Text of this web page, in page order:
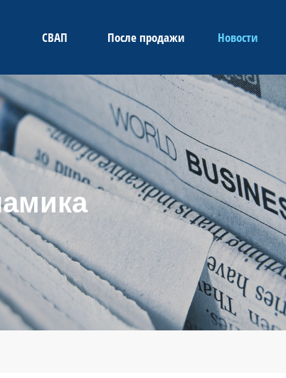
СВАП После продажи Новости